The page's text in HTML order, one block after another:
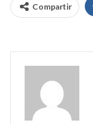
Compartir